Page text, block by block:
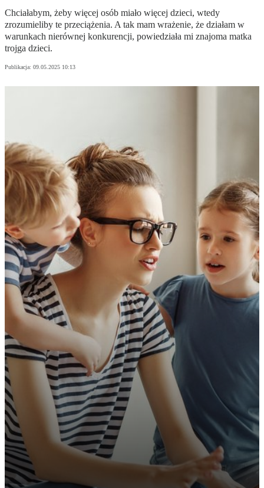
Chciałabym, żeby więcej osób miało więcej dzieci, wtedy
zrozumieliby te przeciążenia. A tak mam wrażenie, że działam w
warunkach nierównej konkurencji, powiedziała mi znajoma matka
trojga dzieci.
Publikacja: 09.05.2025 10:13